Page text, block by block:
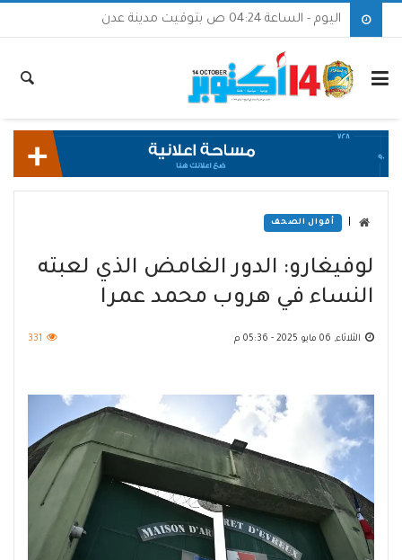
اليوم - الساعة 04:24 ص بتوقيت مدينة عدن
أقوال الصحف
لوفيغارو: الدور الغامض الذي لعبته
النساء في هروب محمد عمرا
الثلاثاء, 06 مايو 2025 - 05:36 م 331